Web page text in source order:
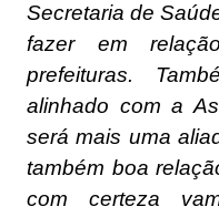
Secretaria de
fazer em
prefeituras.
alinhado com a
será mais uma
também boa
com certeza